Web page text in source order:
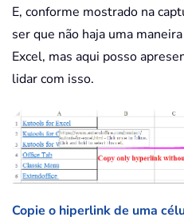
E, conforme mostrado na
ser que não haja uma
Excel, mas aqui posso
lidar com isso.
Copie o hiperlink de uma